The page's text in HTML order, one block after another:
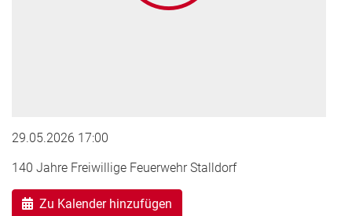
29.05.2026 17:00
140 Jahre Freiwillige Feuerwehr Stalldorf
Zu Kalender hinzufügen